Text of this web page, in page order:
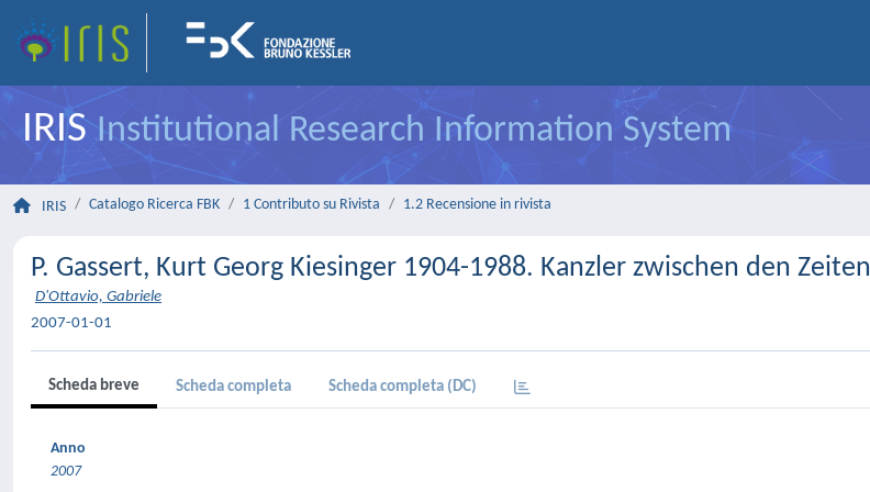
IRISInstitutional Research Information System
IRIS Catalogo Ricerca FBK 1 Contributo su Rivista 1.2 Recensione in rivista
P. Gassert, Kurt Georg Kiesinger 1904-1988. Kanzler zwischen den Zeiten
D'Ottavio, Gabriele
2007-01-01
Scheda breve Scheda completa Scheda completa (DC)
Anno
2007